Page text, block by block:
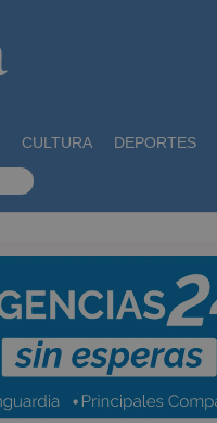
CULTURA DEPORTES